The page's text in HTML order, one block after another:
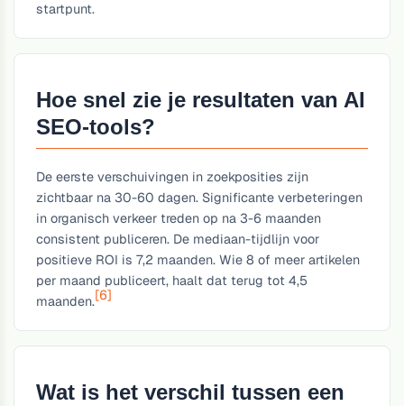
startpunt.
Hoe snel zie je resultaten van AI
SEO-tools?
De eerste verschuivingen in zoekposities zijn
zichtbaar na 30-60 dagen. Significante verbeteringen
in organisch verkeer treden op na 3-6 maanden
consistent publiceren. De mediaan-tijdlijn voor
positieve ROI is 7,2 maanden. Wie 8 of meer artikelen
per maand publiceert, haalt dat terug tot 4,5
maanden.[6]
Wat is het verschil tussen een